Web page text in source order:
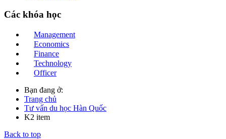
Các khóa học
Management
Economics
Finance
Technology
Officer
Bạn đang ở:
Trang chủ
Tư vấn du học Hàn Quốc
K2 item
Back to top